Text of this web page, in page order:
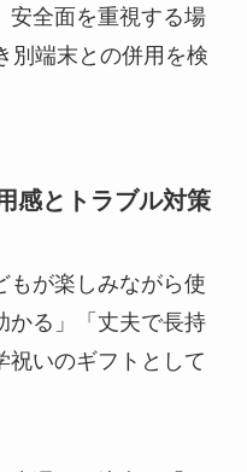
安全面を重視する場
別端末との併用を検
感とトラブル対策
もが楽しみながら使
かる」「丈夫で長持
祝いのギフトとして